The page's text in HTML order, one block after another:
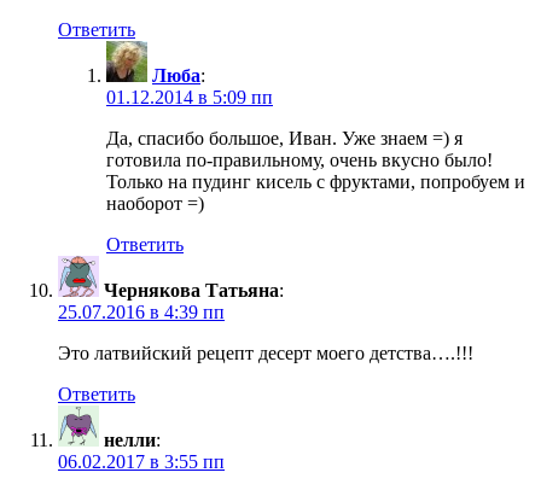
Ответить
Люба:
01.12.2014 в 5:09 пп
Да, спасибо большое, Иван. Уже знаем =) я
готовила по-правильному, очень вкусно было!
Только на пудинг кисель с фруктами, попробуем и
наоборот =)
Ответить
Чернякова Татьяна:
25.07.2016 в 4:39 пп
Это латвийский рецепт десерт моего детства….!!!
Ответить
нелли:
06.02.2017 в 3:55 пп